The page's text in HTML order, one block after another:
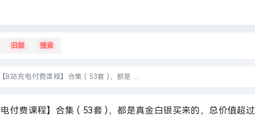
旧版 搜索
B站充电付费课程】合集 ( 53套 )，都是 ...
付费课程】合集 ( 53套 )，都是真金白银买来的，总价值超过